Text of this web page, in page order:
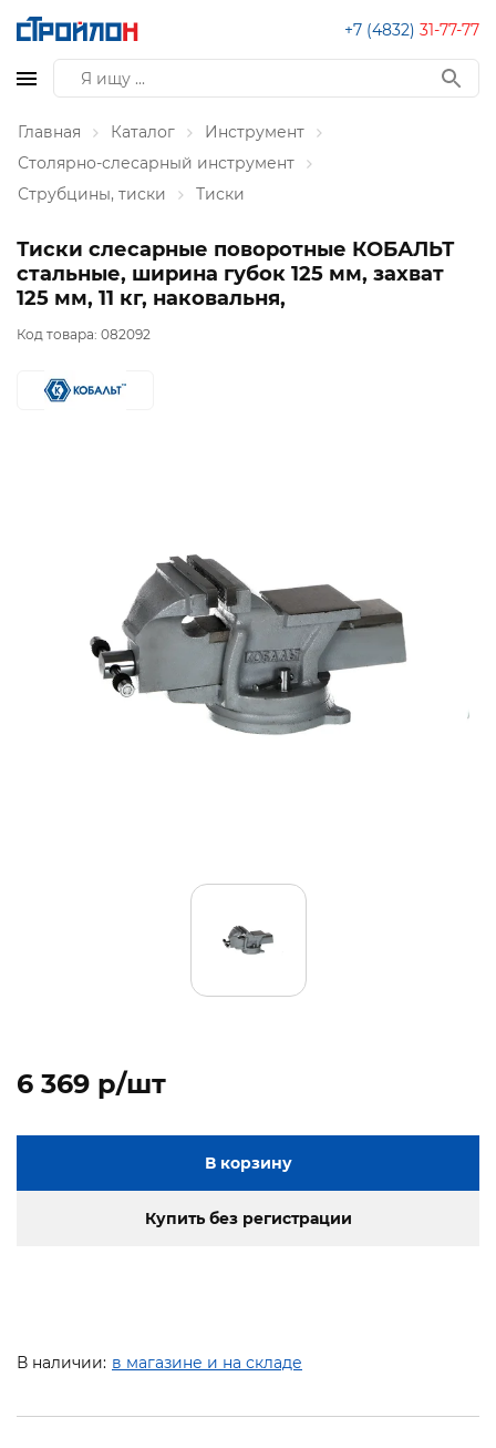
+7 (4832) 31-77-77
Главная Каталог
Инструмент
Столярно-слесарный инструмент
Струбцины, тиски
Тиски
Тиски слесарные поворотные КОБАЛЬТ
стальные, ширина губок 125 мм, захват
125 мм, 11 кг, наковальня,
Код товара: 082092
6 369 p/шт
В корзину
Купить без регистрации
В наличии: в магазине и на складе